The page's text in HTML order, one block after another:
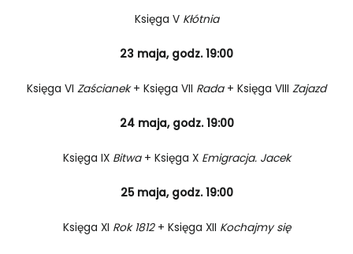
Księga V Kłótnia
23 maja, godz. 19:00
Księga VI Zaścianek+ Księga VII Rada+ Księga VIII Zajazd
24 maja, godz. 19:00
Księga IX Bitwa+ Księga X Emigracja. Jacek
25 maja, godz. 19:00
Księga XI Rok 1812+ Księga XII Kochajmy się